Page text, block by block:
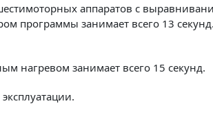
аппаратов с
программы занимает всего 13
нагревом занимает всего 15 секунд.